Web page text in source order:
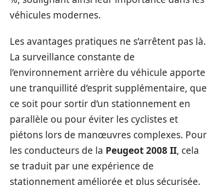
véhicules modernes.
Les avantages pratiques ne s’arrêtent pas là.
La surveillance constante de
l’environnement arrière du véhicule apporte
une tranquillité d’esprit supplémentaire, que
ce soit pour sortir d’un stationnement en
parallèle ou pour éviter les cyclistes et
piétons lors de manœuvres complexes. Pour
les conducteurs de la Peugeot 2008 II, cela
se traduit par une expérience de
stationnement améliorée et plus sécurisée.